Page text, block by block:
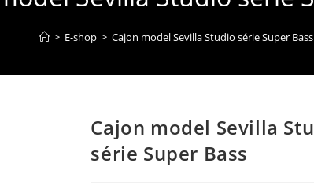
> E-shop > Cajon model Sevilla Studio série Super Bass
Cajon model Sevilla
série Super Bass